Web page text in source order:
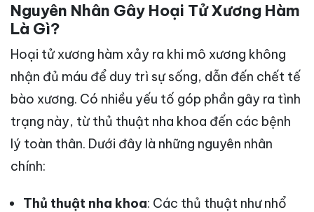
Nguyên Nhân Gây Hoại Tử Xương Hàm
Là Gì?
Hoại tử xương hàm xảy ra khi mô xương không
nhận đủ máu để duy trì sự sống, dẫn đến chết tế
bào xương. Có nhiều yếu tố góp phần gây ra tình
trạng này, từ thủ thuật nha khoa đến các bệnh
lý toàn thân. Dưới đây là những nguyên nhân
chính:
Thủ thuật nha khoa: Các thủ thuật như nhổ